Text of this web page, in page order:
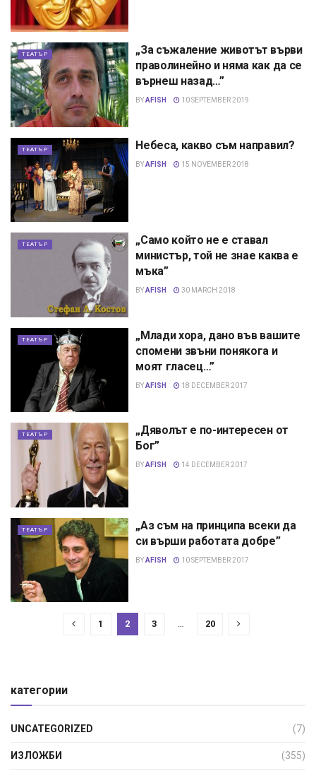
ТЕАТЪР
„За съжаление животът върви
праволинейно и няма как да се
върнеш назад…”
BYAFISH 10 SEPTEMBER 2019
ТЕАТЪР Небеса, какво съм направил?
BYAFISH 15 NOVEMBER 2018
ТЕАТЪР
„Само който не е ставал
министър, той не знае каква е
мъка”
BYAFISH 30 MARCH 2018
ТЕАТЪР
„Млади хора, дано във вашите
спомени звъни понякога и
моят гласец…”
BYAFISH 18 DECEMBER 2017
ТЕАТЪР
„Дяволът е по-интересен от
Бог”
BYAFISH 14 DECEMBER 2017
ТЕАТЪР
„Аз съм на принципа всеки да
си върши работата добре”
BYAFISH 10 SEPTEMBER 2017
1 2 3 … 20
категории
UNCATEGORIZED (7)
ИЗЛОЖБИ (355)